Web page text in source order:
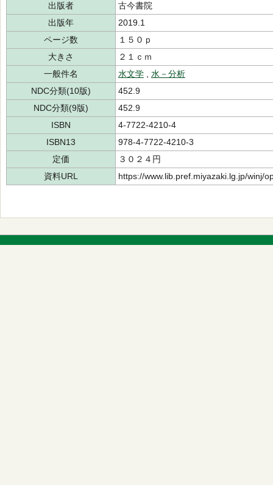
出版者
古今書院
出版年
2019.1
ページ数
１５０ｐ
大きさ
２１ｃｍ
一般件名
水文学
水－分析
NDC分類(10版)
452.9
NDC分類(9版)
452.9
ISBN
4-7722-4210-4
ISBN13
978-4-7722-4210-3
定価
３０２４円
資料URL
https://www.lib.pref.miyazaki.lg.jp/winj/